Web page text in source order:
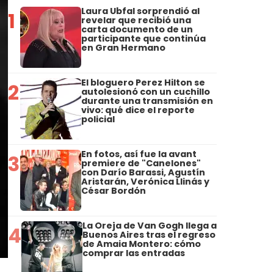
1 Laura Ubfal sorprendió al
revelar que recibió una
carta documento de un
participante que continúa
en Gran Hermano
2 El bloguero Perez Hilton se
autolesionó con un cuchillo
durante una transmisión en
vivo: qué dice el reporte
policial
3 En fotos, así fue la avant
premiere de "Canelones"
con Darío Barassi, Agustín
Aristarán, Verónica Llinás y
César Bordón
4 La Oreja de Van Gogh llega a
Buenos Aires tras el regreso
de Amaia Montero: cómo
comprar las entradas